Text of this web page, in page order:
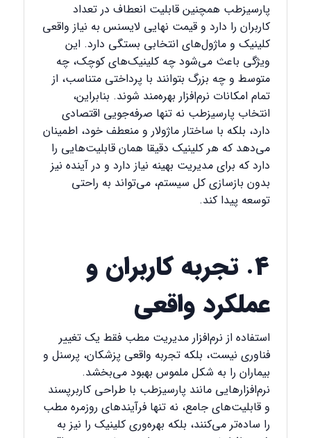
پارسیزطب همچنین قابلیت انعطاف در تعداد
کاربران را دارد و قیمت نهایی لایسنس به نیاز واقعی
کلینیک و ماژول‌های انتخابی بستگی دارد. این
ویژگی باعث می‌شود چه کلینیک‌های کوچک، چه
متوسط و چه بزرگ بتوانند با پرداختی متناسب، از
تمام امکانات نرم‌افزار بهره‌مند شوند. بنابراین،
انتخاب پارسیزطب نه تنها صرفه‌جویی اقتصادی
دارد، بلکه با ساختار ماژولار و منعطف خود، اطمینان
می‌دهد که هر کلینیک دقیقا همان قابلیت‌هایی را
دارد که برای مدیریت بهینه نیاز دارد و در آینده نیز
بدون بازسازی کل سیستم، می‌تواند به راحتی
توسعه پیدا کند.
۴. تجربه کاربران و
عملکرد واقعی
استفاده از نرم‌افزار مدیریت مطب فقط یک تغییر
فناوری نیست، بلکه تجربه واقعی پزشکان، پرسنل و
بیماران را به شکل ملموس بهبود می‌بخشد.
نرم‌افزارهایی مانند پارسیزطب با طراحی کاربرپسند
و قابلیت‌های جامع، نه تنها فرآیندهای روزمره مطب
را ساده‌تر می‌کنند، بلکه بهره‌وری کلینیک را نیز به